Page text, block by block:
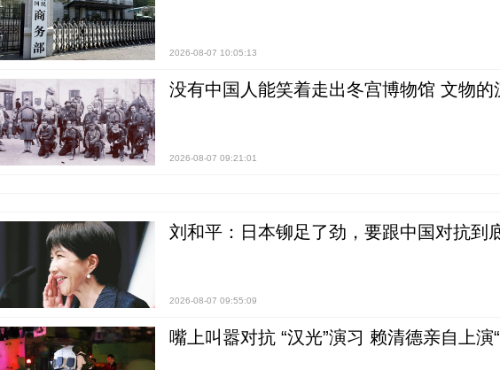
2026-08-07 10:05:13
没有中国人能笑着走出冬宫博物馆 文物的
2026-08-07 09:21:01
刘和平：日本铆足了劲，要跟中国对抗到
2026-08-07 09:55:09
嘴上叫嚣对抗 “汉光”演习 赖清德亲自上演